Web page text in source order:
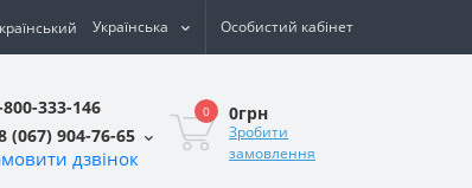
Українська Особистий кабінет
333-146
(067) 904-76-65
дзвінок
0 0грн
Зробити
замовлення